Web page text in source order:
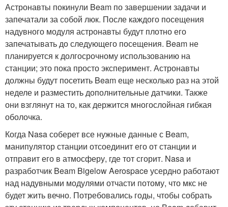
Астронавты покинули Beam по завершении задачи и
запечатали за собой люк. После каждого посещения
надувного модуля астронавты будут плотно его
запечатывать до следующего посещения. Beam не
планируется к долгосрочному использованию на
станции; это пока просто эксперимент. Астронавты
должны будут посетить Beam еще несколько раз на этой
неделе и разместить дополнительные датчики. Также
они взглянут на то, как держится многослойная гибкая
оболочка.
Когда Nasa соберет все нужные данные с Beam,
манипулятор станции отсоединит его от станции и
отправит его в атмосферу, где тот сгорит. Nasa и
разработчик Beam Bigelow Aerospace усердно работают
над надувными модулями отчасти потому, что мкс не
будет жить вечно. Потребовались годы, чтобы собрать